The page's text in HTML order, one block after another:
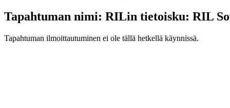
Tapahtuman nimi: RILin tietoisku: RIL
Tapahtuman ilmoittautuminen ei ole tällä hetkellä käynnissä.